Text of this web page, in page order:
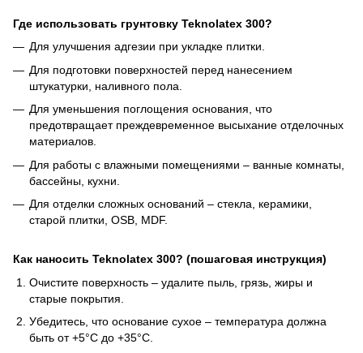
Где использовать грунтовку Teknolatex 300?
Для улучшения адгезии при укладке плитки.
Для подготовки поверхностей перед нанесением
штукатурки, наливного пола.
Для уменьшения поглощения основания, что
предотвращает преждевременное высыхание отделочных
материалов.
Для работы с влажными помещениями – ванные комнаты,
бассейны, кухни.
Для отделки сложных оснований – стекла, керамики,
старой плитки, OSB, MDF.
Как наносить Teknolatex 300? (пошаговая инструкция)
Очистите поверхность – удалите пыль, грязь, жиры и
старые покрытия.
Убедитесь, что основание сухое – температура должна
быть от +5°C до +35°C.